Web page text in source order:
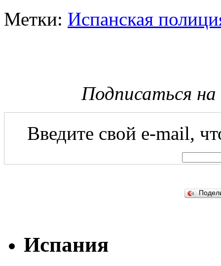
Метки: Испанская
Подписаться
Введите свой e-mail,
Испания